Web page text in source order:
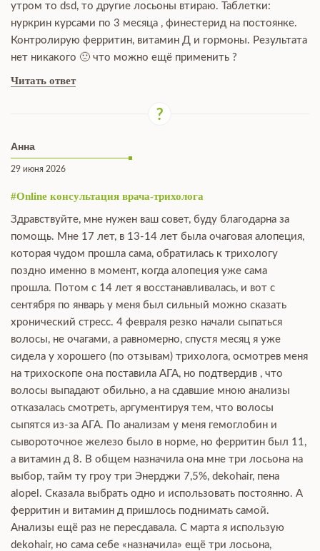
утром то dsd, то другие лосьоны втираю. Таблетки:
нуркрин курсами по 3 месяца , финестерид на постоянке.
Контролирую ферритин, витамин Д и гормоны. Результата
нет никакого 🙁 что можно ещё применить ?
Читать ответ
Анна
29 июня 2026
#Online консультация врача-трихолога
Здравствуйте, мне нужен ваш совет, буду благодарна за
помощь. Мне 17 лет, в 13-14 лет была очаговая алопеция,
которая чудом прошла сама, обратилась к трихологу
поздно именно в момент, когда алопеция уже сама
прошла. Потом с 14 лет я восстанавливалась, и вот с
сентября по январь у меня был сильный можно сказать
хронический стресс. 4 февраля резко начали сыпаться
волосы, не очагами, а равномерно, спустя месяц я уже
сидела у хорошего (по отзывам) трихолога, осмотрев меня
на трихоскопе она поставила АГА, но подтвердив , что
волосы выпадают обильно, а на сдавшие мною анализы
отказалась смотреть, аргументируя тем, что волосы
сыпятся из-за АГА. По анализам у меня гемоглобин и
сывороточное железо было в норме, но ферритин был 11,
а витамин д 8. В общем назначила она мне три лосьона на
выбор, тайм ту гроу три Энерджи 7,5%, dekohair, пена
alopel. Сказала выбрать одно и использовать постоянно. А
ферритин и витамин д пришлось поднимать самой.
Анализы ещё раз не пересдавала. С марта я использую
dekohair, но сама себе «назначила» ещё три лосьона,